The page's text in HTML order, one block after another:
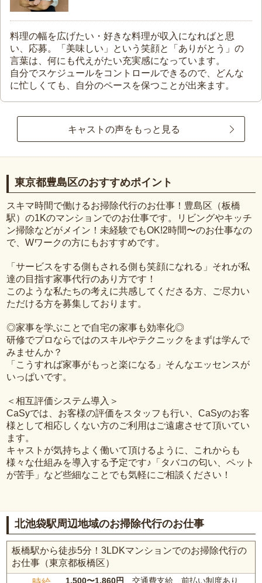
料理の幅を広げたい・好きな料理が収入になればと思
い、応募。「美味しい」という笑顔と「ありがとう」の
言葉は、何にも代えがたい充実感になっています。
自分でスケジュールをコントロールできるので、どんな
に忙しくても、自分のペースを保つことが出来ます。
キャストの声をもっと見る
東京都豊島区のおすすめポイント
スキマ時間で働けるお掃除代行のお仕事！豊島区（板橋
駅）の1Kのマンションでのお仕事です。リビングやキッチ
ン掃除などがメイン！未経験でもOK!2時間〜のお仕事なの
で、Wワークの方にもおすすめです。
「サービスをする側もされる側も笑顔になれる」それが私
達の目指す家事代行のあり方です！
このような私たちの考えに共感してくださる方、ご尽力い
ただける方を募集しております。
◎家事を学ぶことで自宅の家事も効率化◎
研修でプロならではのスキルやテクニックをまずは学んで
みませんか？
「こうすれば家事がもっと楽になる」そんなエッセンスが
いっぱいです。
＜相互評価システム導入＞
CaSyでは、お客様の評価をスタッフも行い、CaSyのお客
様として相応しくない方のご利用はご遠慮させて頂いてい
ます。
キャストが気持ちよく働いて頂けるように、これからも
様々な仕組みを導入する予定です♪「タバコの匂い、ペット
が苦手」など些細なことでも気軽にご相談ください！
北池袋駅周辺地域のお掃除代行のお仕事
板橋駅から徒歩5分！3LDKマンションでのお掃除代行の
お仕事（東京都板橋区）
1,500〜1,860円 、交通費支給、前払い制度あり